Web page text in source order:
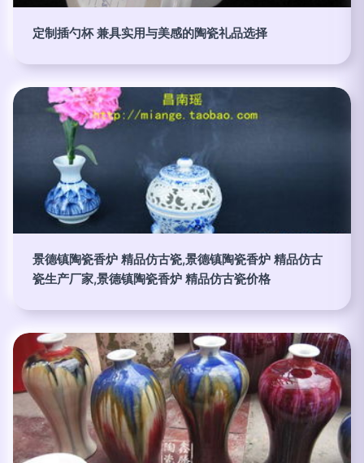
定制插勺杯 兼具实用与美感的陶瓷礼品选择
景德镇陶瓷香炉 精品仿古瓷,景德镇陶瓷香炉 精品仿古
瓷生产厂家,景德镇陶瓷香炉 精品仿古瓷价格